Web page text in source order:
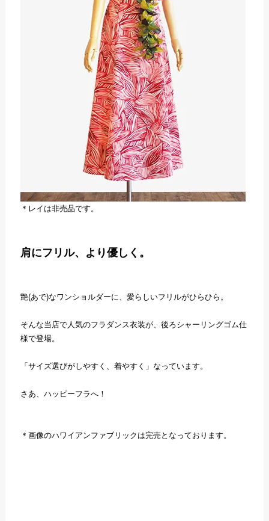
＊レイは非売品です。
肩にフリル、より優しく。
艶(あで)なワンショルダーに、愛らしいフリルがひらひら。
そんな当店で人気のフラダンス衣装が、後ろシャーリングゴム仕
様で登場。
「サイズ選びがしやすく、着やすく」なっています。
さあ、ハッピーフラへ！
＊画像のハワイアンファブリックは完売となっております。